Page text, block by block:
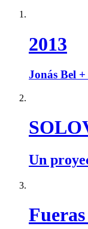
2013
Jonás Bel
Un